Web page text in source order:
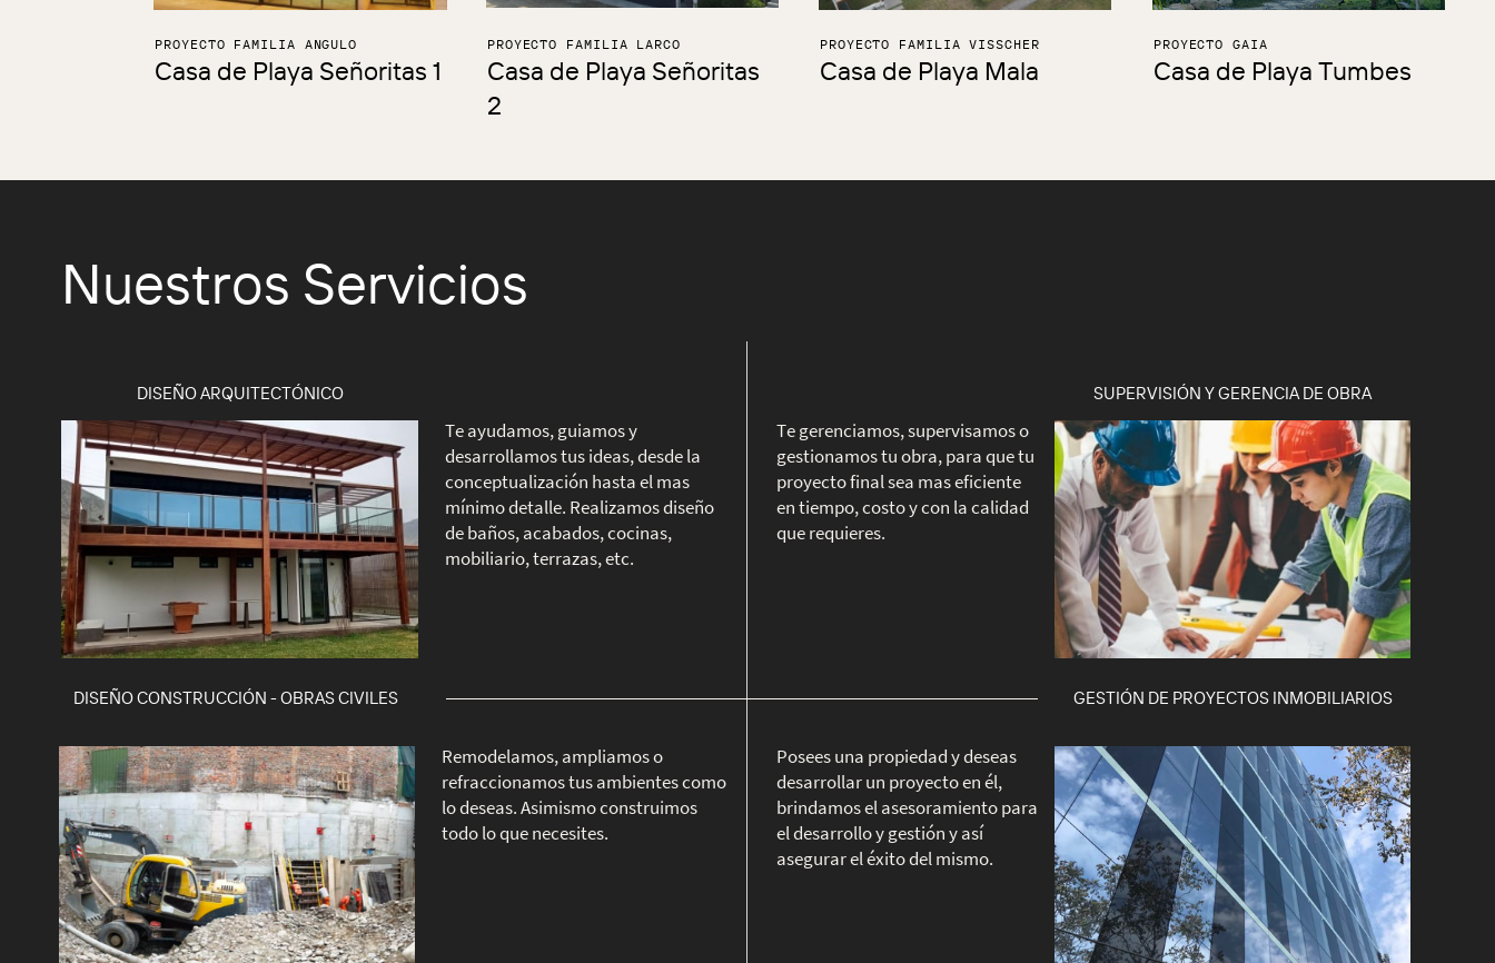
PROYECTO FAMILIA ANGULO
Casa de Playa Señoritas 1
PROYECTO FAMILIA LARCO
Casa de Playa Señoritas
2
PROYECTO FAMILIA VISSCHER
Casa de Playa Mala
PROYECTO GAIA
Casa de Playa Tumbes
Nuestros Servicios
DISEÑO ARQUITECTÓNICO
DISEÑO CONSTRUCCIÓN - OBRAS CIVILES
Remodelamos, ampliamos o
refraccionamos tus ambientes como
lo deseas. Asimismo construimos
todo lo que necesites.
Te ayudamos, guiamos y
desarrollamos tus ideas, desde la
conceptualización hasta el mas
mínimo detalle. Realizamos diseño
de baños, acabados, cocinas,
mobiliario, terrazas, etc.
Te gerenciamos, supervisamos o
gestionamos tu obra, para que tu
proyecto final sea mas eficiente
en tiempo, costo y con la calidad
que requieres.
Posees una propiedad y deseas
desarrollar un proyecto en él,
brindamos el asesoramiento para
el desarrollo y gestión y así
asegurar el éxito del mismo.
SUPERVISIÓN Y GERENCIA DE OBRA
GESTIÓN DE PROYECTOS INMOBILIARIOS